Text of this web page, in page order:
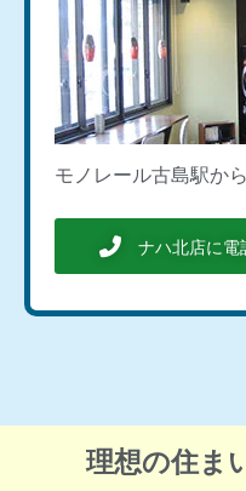
モノレール古島駅か
ナハ北店に電
理想の住ま